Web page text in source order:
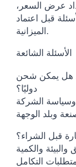
عرض السعر،
قبل اعتماد
الميزانية.
الأسئلة الشائعة
هل يمكن شحن Agility Digit روبوت بشري الشكل
دوليًا؟
وسياسة الشركة
قبل الشراء؟
والكمية